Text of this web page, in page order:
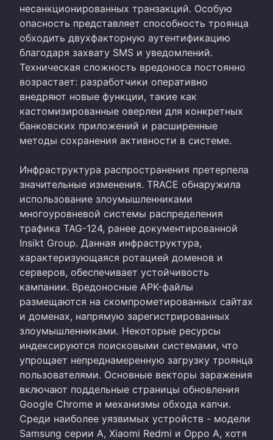
несанкционированных транзакций. Особую
опасность представляет способность троянца
обходить двухфакторную аутентификацию
благодаря захвату SMS и уведомлений.
Техническая сложность вредоноса постоянно
возрастает: разработчики оперативно
внедряют новые функции, такие как
кастомизированные оверлеи для конкретных
банковских приложений и расширенные
методы сохранения активности в системе.
Инфраструктура распространения претерпела
значительные изменения. TRACE обнаружила
использование злоумышленниками
многоуровневой системы распределения
трафика TAG-124, ранее документированной
Insikt Group. Данная инфраструктура,
характеризующаяся ротацией доменов и
серверов, обеспечивает устойчивость
кампании. Вредоносные APK-файлы
размещаются на скомпрометированных сайтах
и доменах, напрямую зарегистрированных
злоумышленниками. Некоторые ресурсы
индексируются поисковыми системами, что
упрощает непреднамеренную загрузку троянца
пользователями. Основные векторы заражения
включают поддельные страницы обновления
Google Chrome и механизмы обхода капчи.
Среди наиболее уязвимых устройств - модели
Samsung серии A, Xiaomi Redmi и Oppo A, хотя